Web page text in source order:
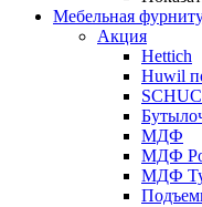
Мебельная
Акция
Hettich
Huwil
МДФ
МДФ
МДФ